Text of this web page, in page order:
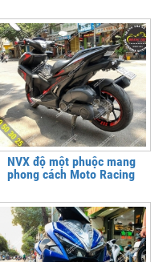
NVX độ một phuộc mang
phong cách Moto Racing